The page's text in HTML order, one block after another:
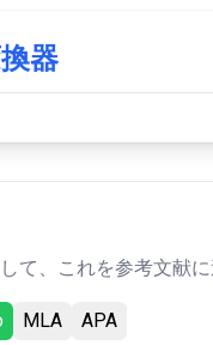
器
て、これを参考文献
MLA APA